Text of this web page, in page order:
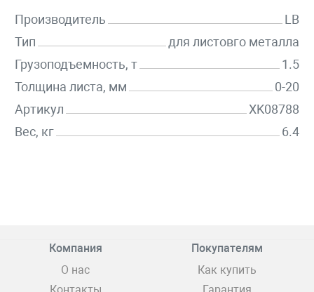
Производитель
LB
Тип
для листовго металла
Грузоподъемность, т
1.5
Толщина листа, мм
0-20
Артикул
XK08788
Вес, кг
6.4
Компания
О нас
Покупателям
Как купить